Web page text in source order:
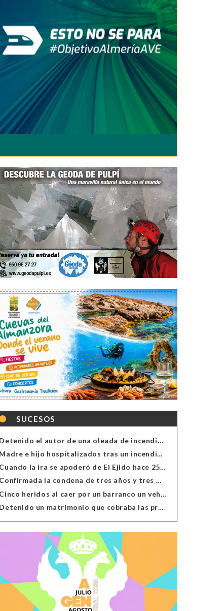
SUCESOS
Detenido el autor de una oleada de incendios de contenedores en Almería
Madre e hijo hospitalizados tras un incendio en la cocina de una vivienda en Almería
Cuando la ira se apoderó de El Ejido hace 25 años
Confirmada la condena de tres años y tres meses al hombre de Antas acusado de xenofobia
Cinco heridos al caer por un barranco un vehículo en Alcolea
Detenido un matrimonio que cobraba las prestaciones de ilegales en Almería, Granada, Málaga, Huelva y Murcia